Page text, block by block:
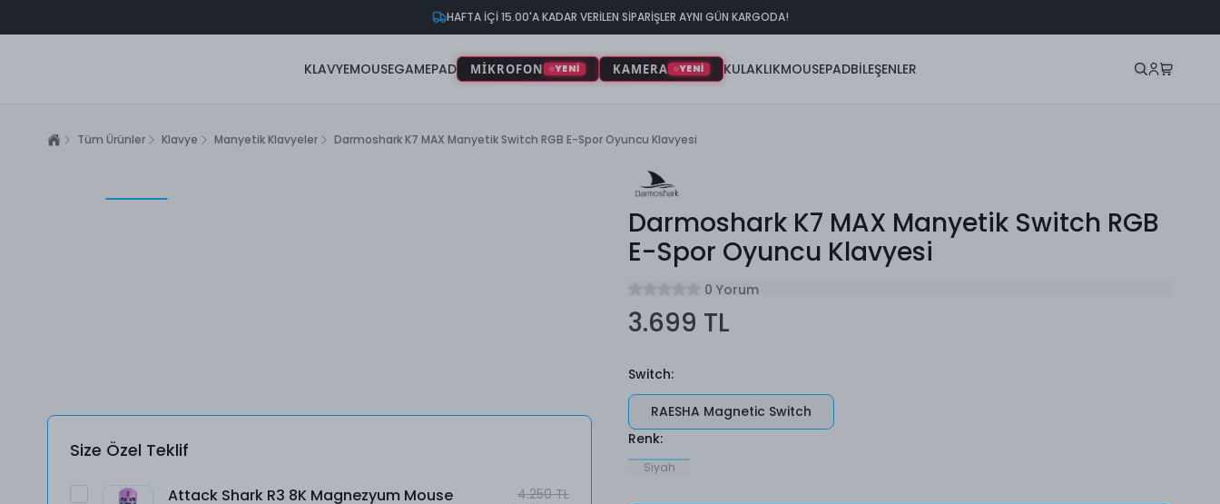
HAFTA İÇİ 15.00'A KADAR VERİLEN SİPARİŞLER AYNI GÜN KARGODA!
KLAVYEMOUSEGAMEPAD MİKROFON YENİ KAMERA YENİ KULAKLIKMOUSEPADBİLEŞENLER
Tüm Ürünler Klavye Manyetik Klavyeler Darmoshark K7 MAX Manyetik Switch RGB E-Spor Oyuncu Klavyesi
Size Özel Teklif
Attack Shark R3 8K Magnezyum Mouse 4.250 TL
Darmoshark K7 MAX Manyetik Switch RGB
E-Spor Oyuncu Klavyesi
0 Yorum
3.699 TL
Switch:
RAESHA Magnetic Switch
Renk:
Siyah